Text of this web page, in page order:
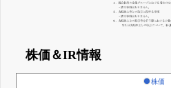
株価＆IR情報
株価